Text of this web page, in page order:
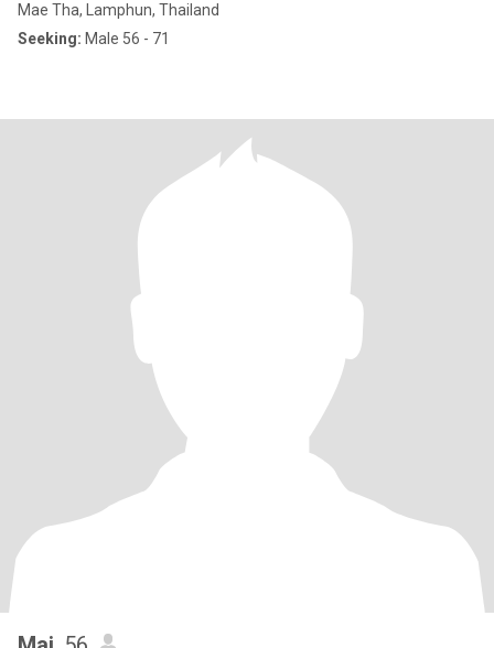
Mae Tha, Lamphun, Thailand
Seeking: Male 56 - 71